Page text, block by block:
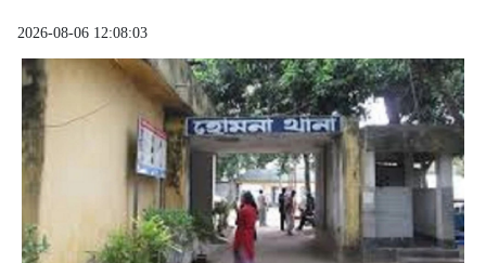
2026-08-06 12:08:03